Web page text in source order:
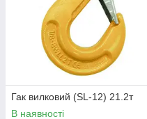
Гак вилковий (SL-12) 21.2т
В наявності